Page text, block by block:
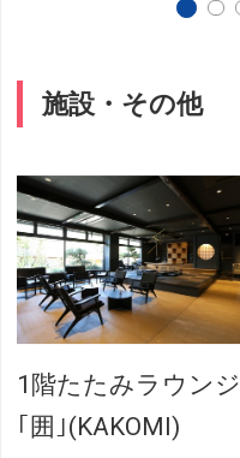
施設・その他
1階たたみラウンジ
｢囲｣(KAKOMI)